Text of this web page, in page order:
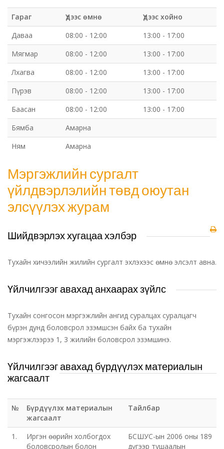
Гараг Үдээс өмнө
Үдээс хойно
Даваа
08:00 - 12:00
13:00 - 17:00
Мягмар
08:00 - 12:00
13:00 - 17:00
Лхагва
08:00 - 12:00
13:00 - 17:00
Пүрэв
08:00 - 12:00
13:00 - 17:00
Баасан
08:00 - 12:00
13:00 - 17:00
Бямба
Амарна
Ням
Амарна
Мэргэжлийн сургалт
үйлдвэрлэлийн төвд оюутан
элсүүлэх журам
Шийдвэрлэх хугацаа хэлбэр
Тухайн хичээлийн жилийн сургалт эхлэхээс өмнө элсэлт авна.
Үйлчилгээг авахад анхаарах зүйлс
Тухайн сонгосон мэргэжлийн ангид суралцах суралцагч
бүрэн дунд боловсрол эзэмшсэн байх ба тухайн
мэргэжлээрээ 1, 3 жилийн боловсрол эзэмшинэ.
Үйлчилгээг авахад бүрдүүлэх материалын
жагсаалт
№
Бүрдүүлэх материалын
жагсаалт
Тайлбар
1.
Иргэн өөрийн холбогдох
боловсролын болон
БСШУС-ын 2006 оны 189
дүгээр тушаалын